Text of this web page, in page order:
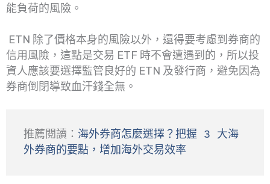
能負荷的風險。
ETN 除了價格本身的風險以外，還得要考慮到券商的
信用風險，這點是交易 ETF 時不會遭遇到的，所以投
資人應該要選擇監管良好的 ETN 及發行商，避免因為
券商倒閉導致血汗錢全無。
推薦閱讀： 海外券商怎麼選擇？把握 3 大海
外券商的要點，增加海外交易效率